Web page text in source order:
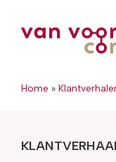
Home »